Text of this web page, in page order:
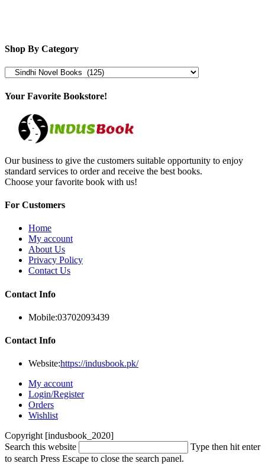
Shop By Category
Your Favorite Bookstore!
Our business to give the customers suitable opportunity to enjoy
standard services to order and receive the best books.
Choose your favorite book with us!
For Customers
Home
My account
About Us
Privacy Policy
Contact Us
Contact Info
Mobile:03702093439
Contact Info
Website:https://indusbook.pk/
My account
Login/Register
Orders
Wishlist
Copyright [indusbook_2020]
Search this website
Type then hit enter
to search Press Escape to close the search panel.